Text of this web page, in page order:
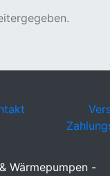
Wärmepumpen -